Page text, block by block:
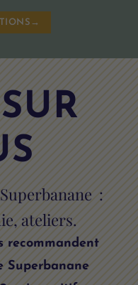
:
ateliers.
recommandent
Superbanane